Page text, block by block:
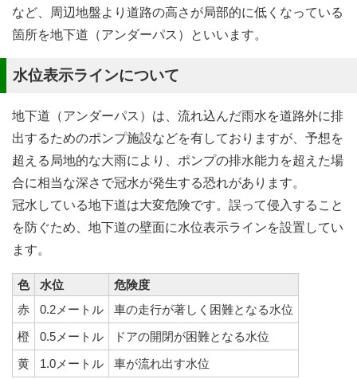
など、周辺地盤より道路の高さが局部的に低くなっている
箇所を地下道（アンダーパス）といいます。
水位表示ラインについて
地下道（アンダーパス）は、流れ込んだ雨水を道路外に排
出するためのポンプ施設などを有しておりますが、予想を
超える局地的な大雨により、ポンプの排水能力を超えた場
合に相当な深さで冠水が発生する恐れがあります。
冠水している地下道は大変危険です。誤って侵入すること
を防ぐため、地下道の壁面に水位表示ラインを設置してい
ます。
色 水位
危険度
赤
0.2メートル
車の走行が著しく困難となる水位
橙
0.5メートル
ドアの開閉が困難となる水位
黄
1.0メートル 車が流れ出す水位